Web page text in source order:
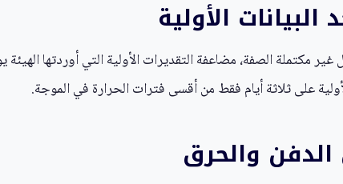
الأولية
غير مكتملة الصفة، مضاعفة التقديرات الأولية التي أوردتها
على ثلاثة أيام فقط من أقسى فترات الحرارة في الموجة.
والحرق